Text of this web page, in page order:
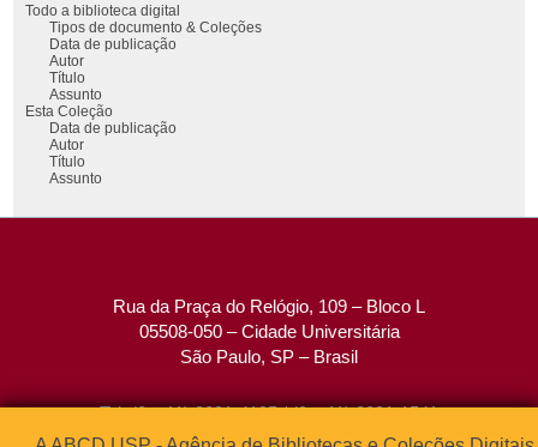
Todo a biblioteca digital
Tipos de documento & Coleções
Data de publicação
Autor
Título
Assunto
Esta Coleção
Data de publicação
Autor
Título
Assunto
Rua da Praça do Relógio, 109 – Bloco L
05508-050 – Cidade Universitária
São Paulo, SP – Brasil
Tel: (0xx11) 3091-4195 / (0xx11) 3091-1541
Fax: (0xx11) 3091-1567